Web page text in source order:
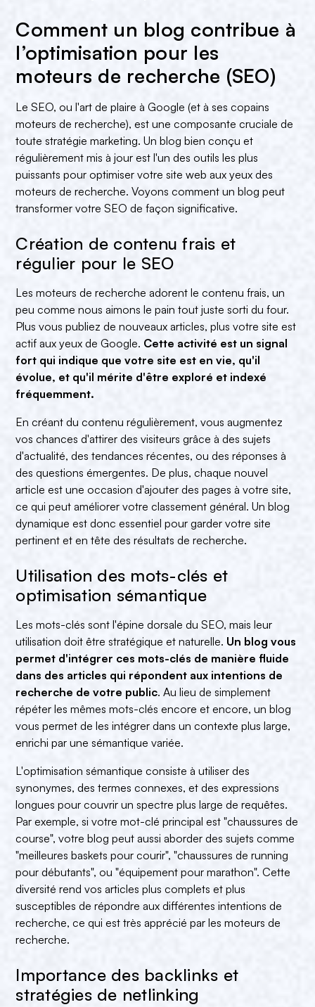
Comment un blog contribue à
l’optimisation pour les
moteurs de recherche (SEO)
Le SEO, ou l'art de plaire à Google (et à ses copains
moteurs de recherche), est une composante cruciale de
toute stratégie marketing. Un blog bien conçu et
régulièrement mis à jour est l'un des outils les plus
puissants pour optimiser votre site web aux yeux des
moteurs de recherche. Voyons comment un blog peut
transformer votre SEO de façon significative.
Création de contenu frais et
régulier pour le SEO
Les moteurs de recherche adorent le contenu frais, un
peu comme nous aimons le pain tout juste sorti du four.
Plus vous publiez de nouveaux articles, plus votre site est
actif aux yeux de Google. Cette activité est un signal
fort qui indique que votre site est en vie, qu'il
évolue, et qu'il mérite d'être exploré et indexé
fréquemment.
En créant du contenu régulièrement, vous augmentez
vos chances d'attirer des visiteurs grâce à des sujets
d'actualité, des tendances récentes, ou des réponses à
des questions émergentes. De plus, chaque nouvel
article est une occasion d'ajouter des pages à votre site,
ce qui peut améliorer votre classement général. Un blog
dynamique est donc essentiel pour garder votre site
pertinent et en tête des résultats de recherche.
Utilisation des mots-clés et
optimisation sémantique
Les mots-clés sont l'épine dorsale du SEO, mais leur
utilisation doit être stratégique et naturelle. Un blog vous
permet d'intégrer ces mots-clés de manière fluide
dans des articles qui répondent aux intentions de
recherche de votre public. Au lieu de simplement
répéter les mêmes mots-clés encore et encore, un blog
vous permet de les intégrer dans un contexte plus large,
enrichi par une sémantique variée.
L'optimisation sémantique consiste à utiliser des
synonymes, des termes connexes, et des expressions
longues pour couvrir un spectre plus large de requêtes.
Par exemple, si votre mot-clé principal est "chaussures de
course", votre blog peut aussi aborder des sujets comme
"meilleures baskets pour courir", "chaussures de running
pour débutants", ou "équipement pour marathon". Cette
diversité rend vos articles plus complets et plus
susceptibles de répondre aux différentes intentions de
recherche, ce qui est très apprécié par les moteurs de
recherche.
Importance des backlinks et
stratégies de netlinking